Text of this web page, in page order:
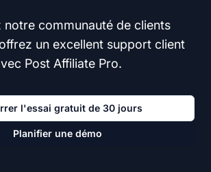
notre communauté de clients
un excellent support client
Post Affiliate Pro.
l'essai gratuit de 30 jours
Planifier une démo